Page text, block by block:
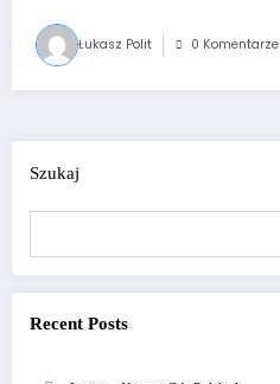
Łukasz Polit 0 Komentarze
Szukaj
Recent Posts